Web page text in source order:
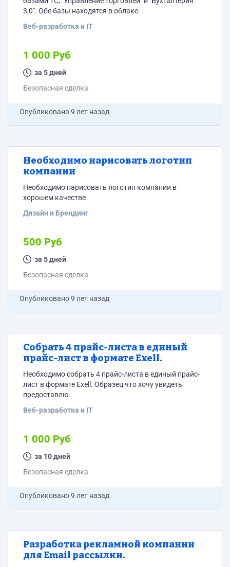
3,0". Обе базы находятся в облаке.
Веб-разработка и IT
1 000 Руб
за 5 дней
Безопасная сделка
Опубликовано9 лет назад
Необходимо нарисовать логотип
компании
Необходимо нарисовать логотип компании в
хорошем качестве
Дизайн и Брендинг
500 Руб
за 5 дней
Безопасная сделка
Опубликовано9 лет назад
Собрать 4 прайс-листа в единый
прайс-лист в формате Exell.
Необходимо собрать 4 прайс-листа в единый прайс-
лист в формате Exell. Образец что хочу увидеть
предоставлю.
Веб-разработка и IT
1 000 Руб
за 10 дней
Безопасная сделка
Опубликовано9 лет назад
Разработка рекламной компании
для Email рассылки.